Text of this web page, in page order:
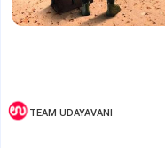
TEAM UDAYAVANI